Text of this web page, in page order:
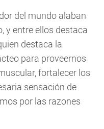
del mundo alaban
y entre ellos destaca
destaca la
para proveernos
fortalecer los
sensación de
por las razones